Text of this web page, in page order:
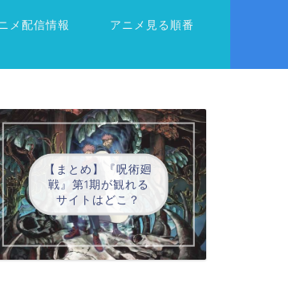
メ配信情報 アニメ見る順番
【まとめ】『呪術廻
戦』第1期が観れる
サイトはどこ？